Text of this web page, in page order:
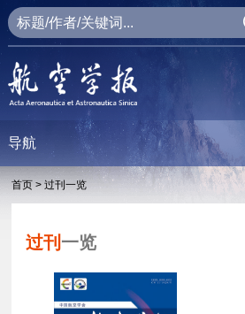
导航
首页 > 过刊一览
过刊 一览